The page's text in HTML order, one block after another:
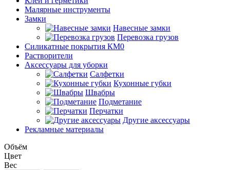
Малярные инструменты
Замки
Навесные замки
Перевозка грузов
Силикатные покрытия КМ0
Растворители
Аксессуары для уборки
Салфетки
Кухонные губки
Швабры
Подметание
Перчатки
Другие аксессуары
Рекламные материалы
Объём
Цвет
Вес